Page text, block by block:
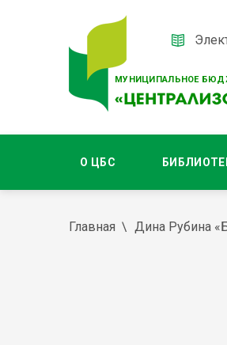
МУНИЦИПАЛЬНОЕ
О ЦБС
Главная Дина Рубина